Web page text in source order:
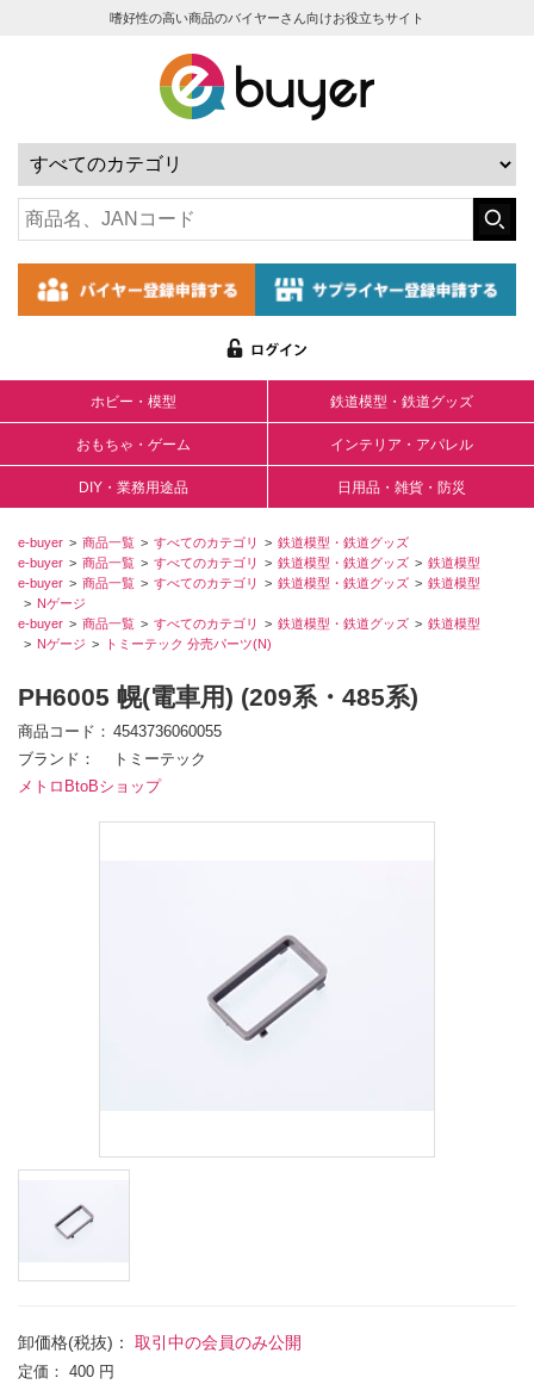
嗜好性の高い商品のバイヤーさん向けお役立ちサイト
ホビー・模型 鉄道模型・鉄道グッズ
おもちゃ・ゲーム インテリア・アパレル
DIY・業務用途品 日用品・雑貨・防災
e-buyer 商品一覧 すべてのカテゴリ
鉄道模型・鉄道グッズ
e-buyer
商品一覧 すべてのカテゴリ 鉄道模型・鉄道グッズ
鉄道模型
e-buyer
商品一覧 すべてのカテゴリ 鉄道模型・鉄道グッズ
鉄道模型
Nゲージ
e-buyer
商品一覧 すべてのカテゴリ 鉄道模型・鉄道グッズ
鉄道模型
Nゲージ
トミーテック 分売パーツ(N)
PH6005 幌(電車用) (209系・485系)
商品コード
4543736060055
ブランド
トミーテック
メトロBtoBショップ
卸価格(税抜)： 取引中の会員のみ公開
定価： 400 円